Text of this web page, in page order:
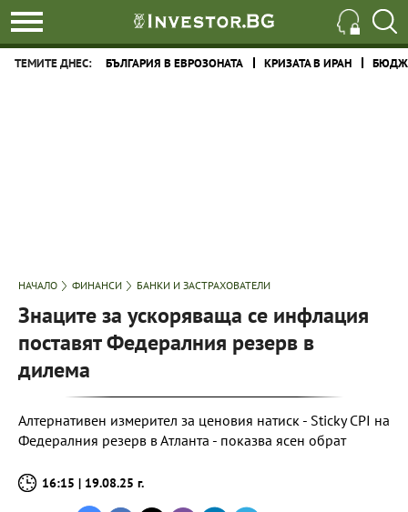
ТЕМИТЕ ДНЕС: БЪЛГАРИЯ В ЕВРОЗОНАТА КРИЗАТА В ИРАН
НАЧАЛО ФИНАНСИ БАНКИ И ЗАСТРАХОВАТЕЛИ
Знаците за ускоряваща се инфлация
поставят Федералния резерв в
дилема
Алтернативен измерител за ценовия натиск - Sticky CPI на
Федералния резерв в Атланта - показва ясен обрат
16:15 | 19.08.25 г.